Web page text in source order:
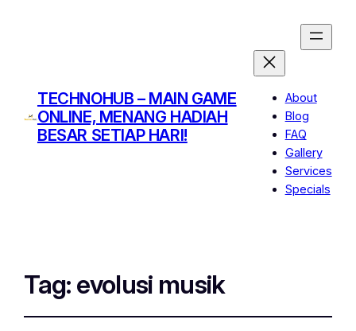
TECHNOHUB – MAIN GAME
ONLINE, MENANG HADIAH
BESAR SETIAP HARI!
About
Blog
FAQ
Gallery
Services
Specials
Tag: evolusi musik